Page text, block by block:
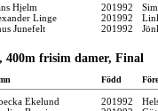
Hjelm 201992
Linge 201992
Junefelt 201992
400m frisim damer, Final
Född
Ekelund 201992